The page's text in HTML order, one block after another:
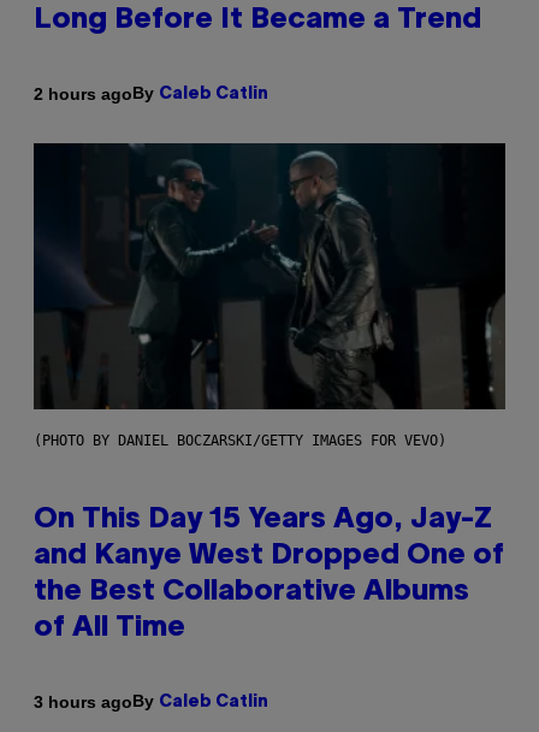
Long Before It Became a Trend
2 hours agoBy Caleb Catlin
(PHOTO BY DANIEL BOCZARSKI/GETTY IMAGES FOR VEVO)
On This Day 15 Years Ago, Jay-Z
and Kanye West Dropped One of
the Best Collaborative Albums
of All Time
3 hours agoBy Caleb Catlin